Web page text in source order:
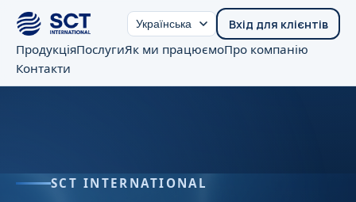
ПродукціяПослугиЯк ми працюємоПро компанію
Контакти
Вхід для клієнтів
SCT INTERNATIONAL